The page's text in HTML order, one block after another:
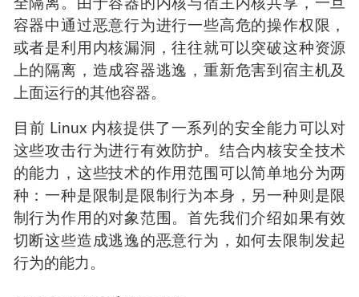
全隔离。由于容器的内核与宿主内核共享，一旦
容器中通过恶意行为进行一些高危的操作权限，
或者是利用内核漏洞，往往就可以突破这种资源
上的隔离，造成容器逃逸，重新危害到宿主机及
上面运行的其他容器。
目前 Linux 内核提供了一系列的安全能力可以对
这些攻击行为进行有效防护。结合内核安全技术
的能力，这些技术的作用范围可以简单地分为两
种：一种是限制是限制行为本身，另一种则是限
制行为作用的对象范围。首先我们介绍如果有效
切断这些造成逃逸的恶意行为，如何去限制发起
行为的能力。